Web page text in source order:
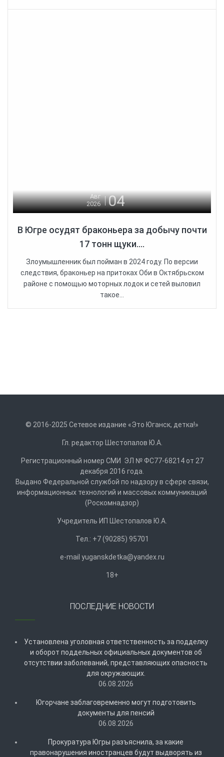
Авг
2026
04
В Югре осудят браконьера за добычу почти
17 тонн щуки....
Злоумышленник был пойман в 2024 году. По версии
следствия, браконьер на притоках Оби в Октябрьском
районе с помощью моторных лодок и сетей выловил
такое...
© 2016-2025 Сетевое издание «Это Юганск, детка!»
Гл. редактор Шестопалов Ю.А.
Регистрационный номер СМИ ЭЛ № ФС77-68214 от 27
декабря 2016 года.
Выдано Федеральной службой по надзору в сфере связи,
информационных технологий и массовых коммуникаций
(Роскомнадзор)
Учредитель ИП Шестопалов Ю.А.
Тел.: +7 (90285) 95701
e-mail yuganskdetka@yandex.ru
18+
ПОСЛЕДНИЕ НОВОСТИ
Установлена уголовная ответственность за подделку
и оборот поддельных официальных документов об
отсутствии заболеваний, представляющих опасность
для окружающих.
06.08.2026
Югорчане заблаговременно могут подготовить
документы для пенсий
06.08.2026
Прокуратура Югры разъяснила, за какие
правонарушения иностранцев будут выдворять из